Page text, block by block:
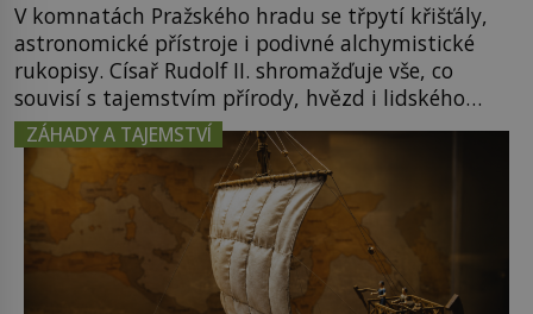
V komnatách Pražského hradu se třpytí křišťály,
astronomické přístroje i podivné alchymistické
rukopisy. Císař Rudolf II. shromažďuje vše, co
souvisí s tajemstvím přírody, hvězd i lidského
poznání. Jenže po jeho smrti se jeho slavné sbírky
začínají rozpadat a část z nich mizí navždy. Kdo
odnesl nejvzácnější knihy? A existují ještě někde
zapomenuté rukopisy, které nikdo […]
ZÁHADY A TAJEMSTVÍ